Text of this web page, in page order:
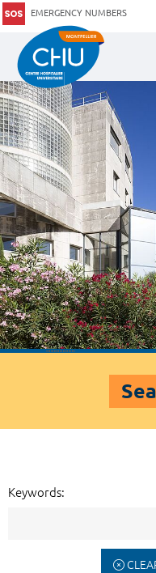
EMERGENCY NUMBERS
Keywords: